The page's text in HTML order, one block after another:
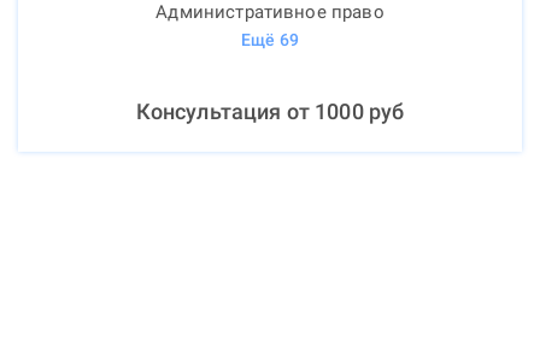
Административное право
Ещё 69
Консультация от 1000руб